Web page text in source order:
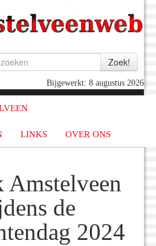
Bijgewerkt: 8 augustus 2026
LINKS OVER ONS
de
2024